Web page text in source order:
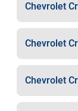
Chevrolet
Chevrolet
Chevrolet